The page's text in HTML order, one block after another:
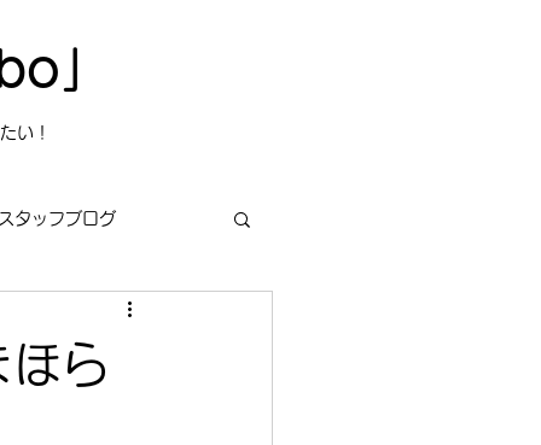
」
い！
スタッフブログ
ら